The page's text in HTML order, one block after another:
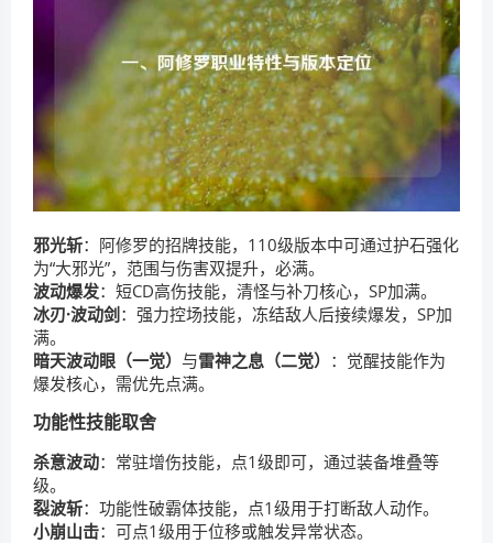
邪光斩：阿修罗的招牌技能，110级版本中可通过护石强化
为“大邪光”，范围与伤害双提升，必满。
波动爆发：短CD高伤技能，清怪与补刀核心，SP加满。
冰刃·波动剑 ：强力控场技能，冻结敌人后接续爆发，SP加
满。
暗天波动眼（一觉） 与雷神之息（二觉） ：觉醒技能作为
爆发核心，需优先点满。
功能性技能取舍
杀意波动：常驻增伤技能，点1级即可，通过装备堆叠等
级。
裂波斩：功能性破霸体技能，点1级用于打断敌人动作。
小崩山击：可点1级用于位移或触发异常状态。